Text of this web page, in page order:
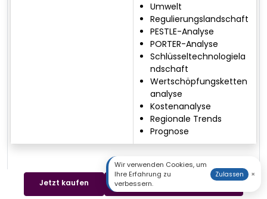
Umwelt
Regulierungslandschaft
PESTLE-Analyse
PORTER-Analyse
Schlüsseltechnologiela
ndschaft
Wertschöpfungsketten
analyse
Kostenanalyse
Regionale Trends
Prognose
Yogesh K
Jetzt kaufen Beispiel herunterladen
Wir verwenden Cookies, um
Ihre Erfahrung zu
verbessern.
Zulassen ×